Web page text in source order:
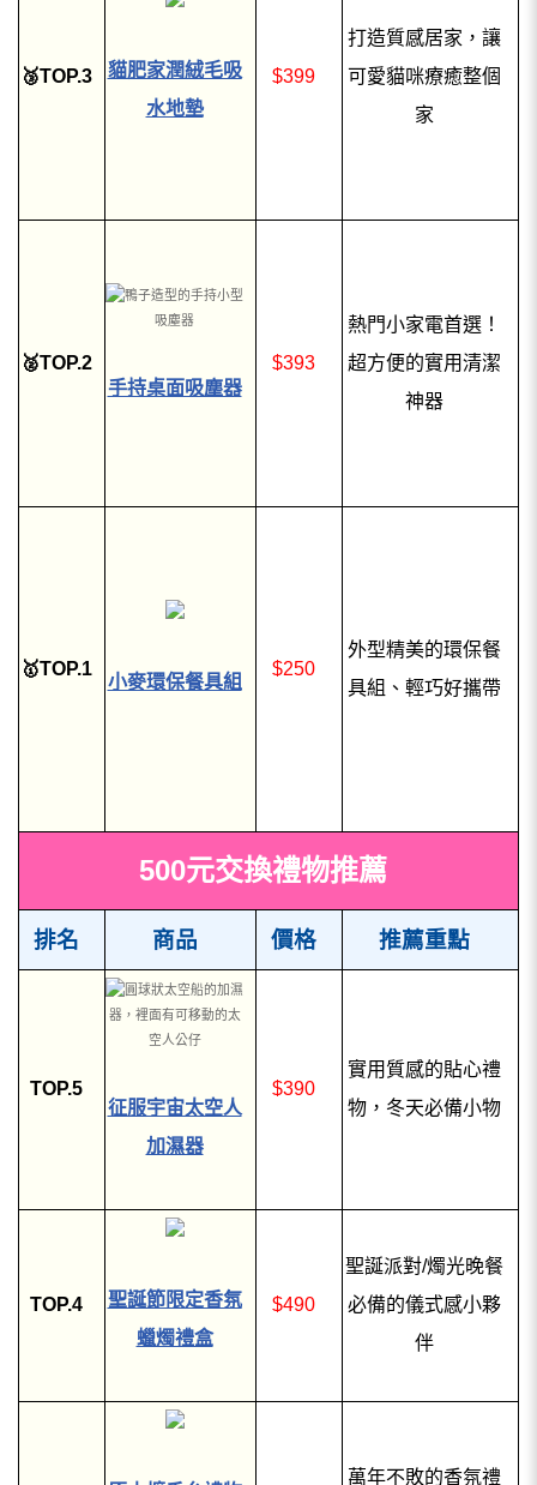
🥉TOP.3
貓肥家潤絨毛吸
水地墊
$399
打造質感居家，讓
可愛貓咪療癒整個
家
🥈TOP.2
手持桌面吸塵器
$393
熱門小家電首選！
超方便的實用清潔
神器
🥇TOP.1
小麥環保餐具組
$250
外型精美的環保餐
具組、輕巧好攜帶
500元交換禮物推薦
排名 商品 價格 推薦重點
TOP.5
征服宇宙太空人
加濕器
$390
實用質感的貼心禮
物，冬天必備小物
TOP.4
聖誕節限定香氛
蠟燭禮盒
$490
聖誕派對/燭光晚餐
必備的儀式感小夥
伴
萬年不敗的香氛禮